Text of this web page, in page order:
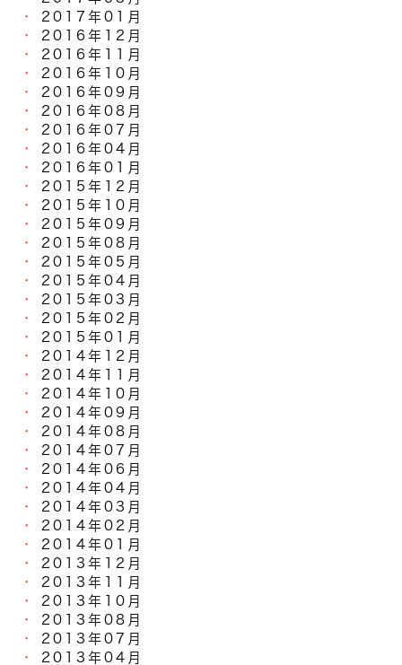
2017年01月
2016年12月
2016年11月
2016年10月
2016年09月
2016年08月
2016年07月
2016年04月
2016年01月
2015年12月
2015年10月
2015年09月
2015年08月
2015年05月
2015年04月
2015年03月
2015年02月
2015年01月
2014年12月
2014年11月
2014年10月
2014年09月
2014年08月
2014年07月
2014年06月
2014年04月
2014年03月
2014年02月
2014年01月
2013年12月
2013年11月
2013年10月
2013年08月
2013年07月
2013年04月